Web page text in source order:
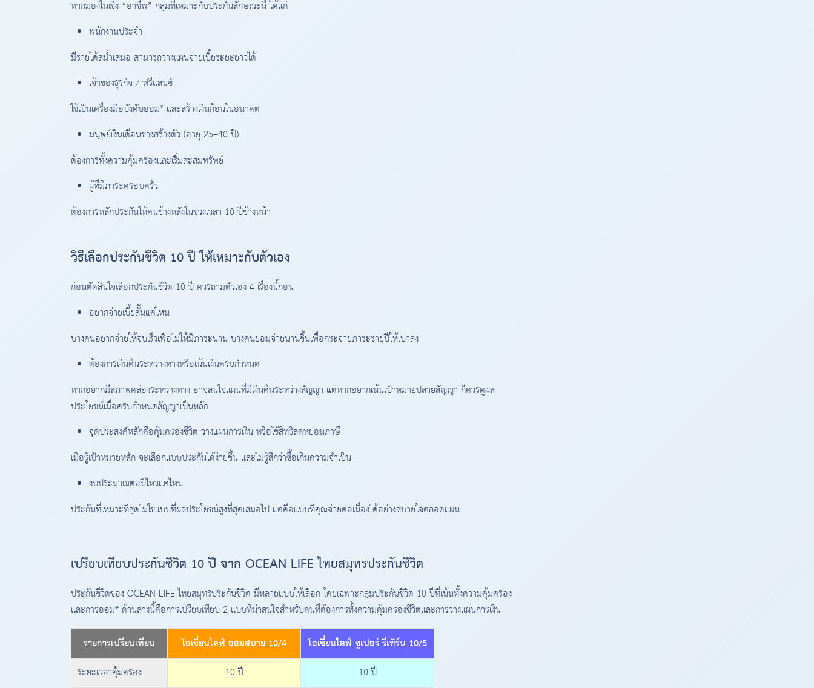
หากมองในเชิง “อาชีพ” กลุ่มที่เหมาะกับประกันลักษณะนี้ ได้แก่
พนักงานประจำ
มีรายได้สม่ำเสมอ สามารถวางแผนจ่ายเบี้ยระยะยาวได้
เจ้าของธุรกิจ / ฟรีแลนซ์
ใช้เป็นเครื่องมือบังคับออม* และสร้างเงินก้อนในอนาคต
มนุษย์เงินเดือนช่วงสร้างตัว (อายุ 25–40 ปี)
ต้องการทั้งความคุ้มครองและเริ่มสะสมทรัพย์
ผู้ที่มีภาระครอบครัว
ต้องการหลักประกันให้คนข้างหลังในช่วงเวลา 10 ปีข้างหน้า
วิธีเลือกประกันชีวิต 10 ปี ให้เหมาะกับตัวเอง
ก่อนตัดสินใจเลือกประกันชีวิต 10 ปี ควรถามตัวเอง 4 เรื่องนี้ก่อน
อยากจ่ายเบี้ยสั้นแค่ไหน
บางคนอยากจ่ายให้จบเร็วเพื่อไม่ให้มีภาระนาน บางคนยอมจ่ายนานขึ้นเพื่อกระจายภาระรายปีให้เบาลง
ต้องการเงินคืนระหว่างทางหรือเน้นเงินครบกำหนด
หากอยากมีสภาพคล่องระหว่างทาง อาจสนใจแผนที่มีเงินคืนระหว่างสัญญา แต่หากอยากเน้นเป้าหมายปลายสัญญา ก็ควรดูผล
ประโยชน์เมื่อครบกำหนดสัญญาเป็นหลัก
จุดประสงค์หลักคือคุ้มครองชีวิต วางแผนการเงิน หรือใช้สิทธิลดหย่อนภาษี
เมื่อรู้เป้าหมายหลัก จะเลือกแบบประกันได้ง่ายขึ้น และไม่รู้สึกว่าซื้อเกินความจำเป็น
งบประมาณต่อปีไหวแค่ไหน
ประกันที่เหมาะที่สุดไม่ใช่แบบที่ผลประโยชน์สูงที่สุดเสมอไป แต่คือแบบที่คุณจ่ายต่อเนื่องได้อย่างสบายใจตลอดแผน
เปรียบเทียบประกันชีวิต 10 ปี จาก OCEAN LIFE ไทยสมุทรประกันชีวิต
ประกันชีวิตของ OCEAN LIFE ไทยสมุทรประกันชีวิต มีหลายแบบให้เลือก โดยเฉพาะกลุ่มประกันชีวิต 10 ปีที่เน้นทั้งความคุ้มครอง
และการออม* ด้านล่างนี้คือการเปรียบเทียบ 2 แบบที่น่าสนใจสำหรับคนที่ต้องการทั้งความคุ้มครองชีวิตและการวางแผนการเงิน
รายการเปรียบเทียบ โอเชี่ยนไลฟ์ ออมสบาย 10/4 โอเชี่ยนไลฟ์ ซูเปอร์ รีเทิร์น 10/5
ระยะเวลาคุ้มครอง 10 ปี 10 ปี